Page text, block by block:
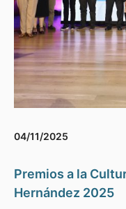
04/11/2025
Premios a la
Hernández 2025